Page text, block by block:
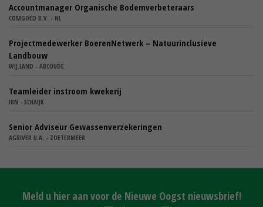
Accountmanager Organische Bodemverbeteraars
COMGOED B.V. - NL
Projectmedewerker BoerenNetwerk – Natuurinclusieve
Landbouw
WIJ.LAND - ABCOUDE
Teamleider instroom kwekerij
IBN - SCHAIJK
Senior Adviseur Gewassenverzekeringen
AGRIVER U.A. - ZOETERMEER
Meld u hier aan voor de Nieuwe Oogst nieuwsbrief!